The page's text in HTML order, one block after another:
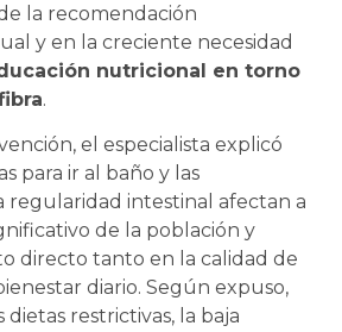
la recomendación
y en la creciente necesidad
nutricional en torno
.
el especialista explicó
para ir al baño y las
regularidad intestinal afectan a
de la población y
directo tanto en la calidad de
diario. Según expuso,
restrictivas, la baja